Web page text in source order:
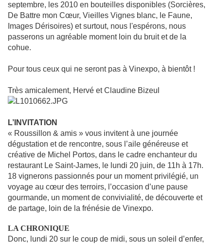
septembre, les 2010 en bouteilles disponibles (Sorcières,
De Battre mon Cœur, Vieilles Vignes blanc, le Faune,
Images Dérisoires) et surtout, nous l'espérons, nous
passerons un agréable moment loin du bruit et de la
cohue.
Pour tous ceux qui ne seront pas à Vinexpo, à bientôt !
Très amicalement, Hervé et Claudine Bizeul
L’INVITATION
« Roussillon & amis » vous invitent à une journée
dégustation et de rencontre, sous l’aile généreuse et
créative de Michel Portos, dans le cadre enchanteur du
restaurant Le Saint-James, le lundi 20 juin, de 11h à 17h.
18 vignerons passionnés pour un moment privilégié, un
voyage au cœur des terroirs, l’occasion d’une pause
gourmande, un moment de convivialité, de découverte et
de partage, loin de la frénésie de Vinexpo.
LA CHRONIQUE
Donc, lundi 20 sur le coup de midi, sous un soleil d’enfer,